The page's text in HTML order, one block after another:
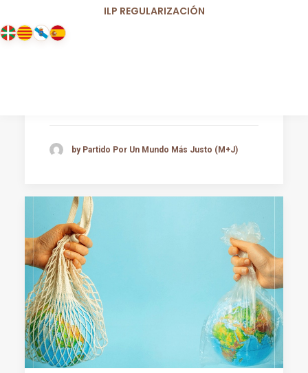
ILP REGULARIZACIÓN
by Partido Por Un Mundo Más Justo (M+J)